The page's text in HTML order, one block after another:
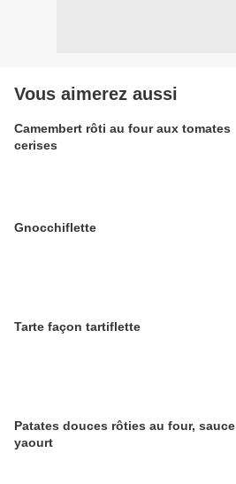
Vous aimerez aussi
Camembert rôti au four aux tomates
cerises
Gnocchiflette
Tarte façon tartiflette
Patates douces rôties au four, sauce
yaourt